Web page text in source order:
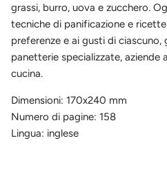
grassi, burro, uova e zucchero.
tecniche di panificazione e
preferenze e ai gusti di
panetterie specializzate, aziende
cucina.
Dimensioni: 170x240 mm
Numero di pagine: 158
Lingua: inglese